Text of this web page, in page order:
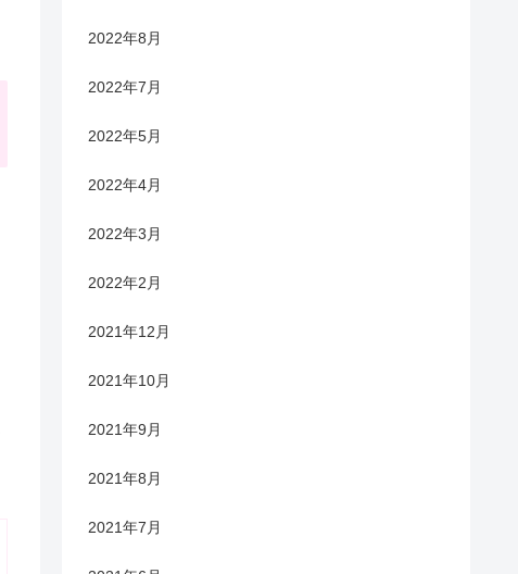
2022年8月
2022年7月
2022年5月
2022年4月
2022年3月
2022年2月
2021年12月
2021年10月
2021年9月
2021年8月
2021年7月